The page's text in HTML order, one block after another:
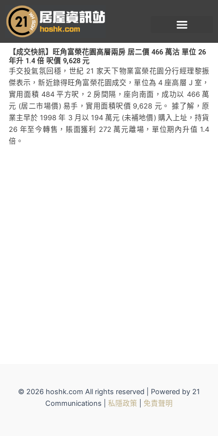
至
【成交快訊】旺角富榮花園高層兩房 居二價 466 萬沽 單位 26
年升 1.4 倍 呎價 9,628 元
手交投氣氛回穩，世紀 21 家天下物業富榮花園分行經理黎振
傑表示，新近錄得旺角富榮花園成交，單位為 4 座高層 J 室，
實用面積 484 平方呎，2 房間隔，座向南面，成功以 466 萬
元 (居二市場價) 易手，實用面積呎價 9,628 元。 據了解，原
業主早於 1998 年 3 月以 194 萬元 (未補地價) 購入上址，持貨
26 年至今轉售，賬面獲利 272 萬元離場，單位期內升值 1.4
倍。
© 2026 hoshk.com All rights reserved | Powered by 21
Communications | 私隱政策 免責聲明